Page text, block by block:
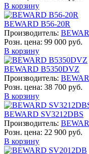
В корзину
BEWARD B56-20R
Производитель:
Розн. цена: 99 000 руб.
В корзину
BEWARD B5350DVZ
Производитель:
Розн. цена: 38 700 руб.
В корзину
BEWARD SV3212DBS
Производитель:
Розн. цена: 22 900 руб.
В корзину